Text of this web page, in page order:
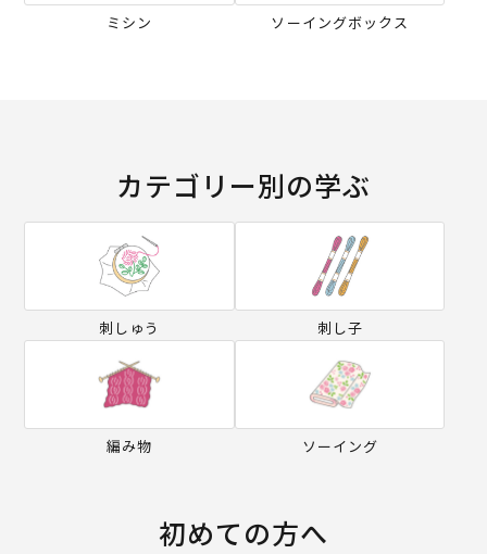
ミシン ソーイングボックス
カテゴリー別の学ぶ
刺しゅう 刺し子
編み物 ソーイング
初めての方へ